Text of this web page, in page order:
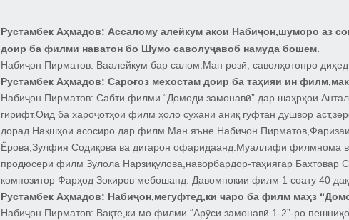
Рустамбек Аҳмадов: Ассалому алейкум акои Набиҷон,шуморо аз
доир ба филми наватон бо Шумо саволуҷавоб намуда бошем.
Набиҷон Пирматов: Ваалейкум бар салом.Ман розӣ, саволҳотонро
Рустамбек Аҳмадов: Сароғоз мехостам доир ба таҳияи ин
Набиҷон Пирматов: Сабти филми “Домоди замонавӣ” дар шаҳрҳои
гирифт.Оид ба хароҷотҳои филм ҳоло сухани аниқ гуфтан душвор
дорад.Нақшҳои асосиро дар филм Ман яъне Набиҷон
Ёрова,Зулфия Содиқова ва дигарон офаридаанд.Муаллифи филмнома
продюсери филм Зулола Нарзиқулова,наворбардор-таҳиягар Бахтовар
композитор Фарҳод Зокиров мебошанд. Давомнокии филм 1 соату 40
Рустамбек Аҳмадов: Набиҷон,мегуфтед,ки чаро ба филм маҳз
Набиҷон Пирматов: Вақте,ки мо филми “Арӯси замонавӣ 1-2”-ро